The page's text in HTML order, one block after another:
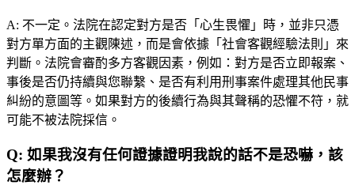
A: 不一定。法院在認定對方是否「心生畏懼」時，並非只憑
對方單方面的主觀陳述，而是會依據「社會客觀經驗法則」來
判斷。法院會審酌多方客觀因素，例如：對方是否立即報案、
事後是否仍持續與您聯繫、是否有利用刑事案件處理其他民事
糾紛的意圖等。如果對方的後續行為與其聲稱的恐懼不符，就
可能不被法院採信。
Q: 如果我沒有任何證據證明我說的話不是恐嚇，該
怎麼辦？